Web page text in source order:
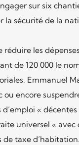
sur six
la sécurité de la
les
de 120 000 le
Emmanuel
ou encore
« décentes
universel «
de taxe